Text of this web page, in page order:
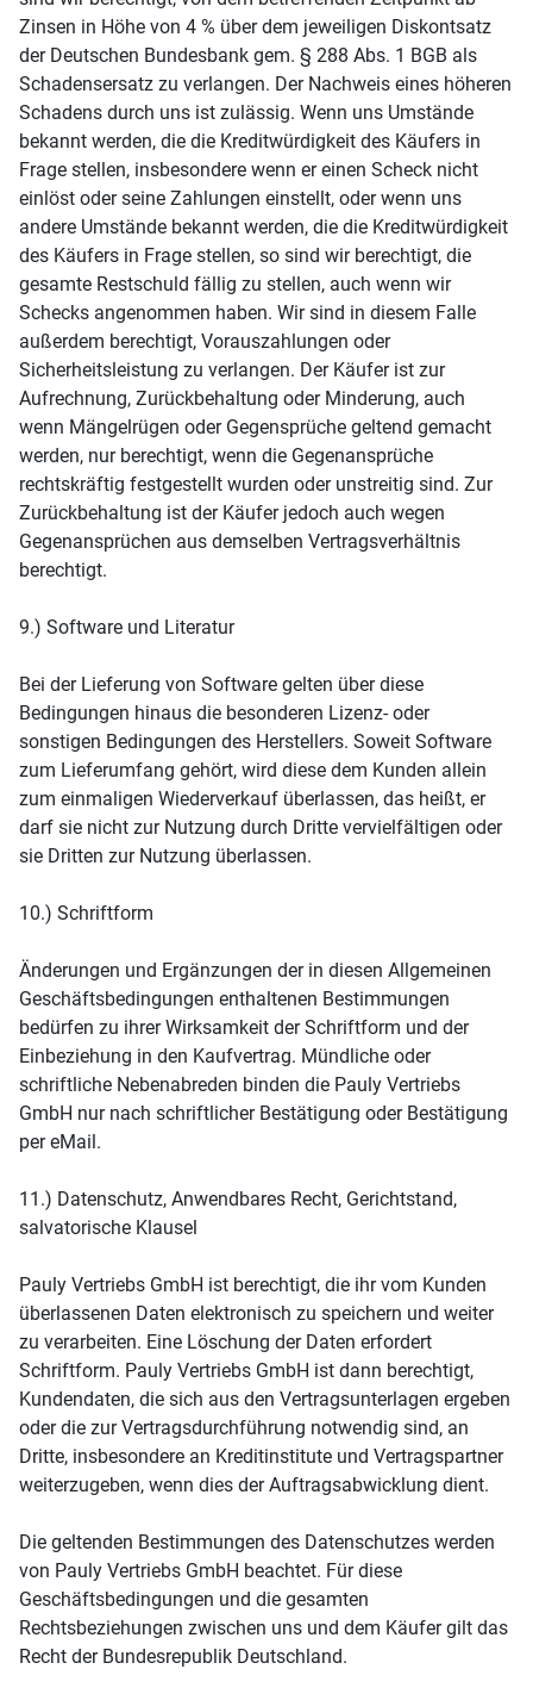
Zinsen in Höhe von 4 % über dem jeweiligen Diskontsatz
der Deutschen Bundesbank gem. § 288 Abs. 1 BGB als
Schadensersatz zu verlangen. Der Nachweis eines höheren
Schadens durch uns ist zulässig. Wenn uns Umstände
bekannt werden, die die Kreditwürdigkeit des Käufers in
Frage stellen, insbesondere wenn er einen Scheck nicht
einlöst oder seine Zahlungen einstellt, oder wenn uns
andere Umstände bekannt werden, die die Kreditwürdigkeit
des Käufers in Frage stellen, so sind wir berechtigt, die
gesamte Restschuld fällig zu stellen, auch wenn wir
Schecks angenommen haben. Wir sind in diesem Falle
außerdem berechtigt, Vorauszahlungen oder
Sicherheitsleistung zu verlangen. Der Käufer ist zur
Aufrechnung, Zurückbehaltung oder Minderung, auch
wenn Mängelrügen oder Gegensprüche geltend gemacht
werden, nur berechtigt, wenn die Gegenansprüche
rechtskräftig festgestellt wurden oder unstreitig sind. Zur
Zurückbehaltung ist der Käufer jedoch auch wegen
Gegenansprüchen aus demselben Vertragsverhältnis
berechtigt.
9.) Software und Literatur
Bei der Lieferung von Software gelten über diese
Bedingungen hinaus die besonderen Lizenz- oder
sonstigen Bedingungen des Herstellers. Soweit Software
zum Lieferumfang gehört, wird diese dem Kunden allein
zum einmaligen Wiederverkauf überlassen, das heißt, er
darf sie nicht zur Nutzung durch Dritte vervielfältigen oder
sie Dritten zur Nutzung überlassen.
10.) Schriftform
Änderungen und Ergänzungen der in diesen Allgemeinen
Geschäftsbedingungen enthaltenen Bestimmungen
bedürfen zu ihrer Wirksamkeit der Schriftform und der
Einbeziehung in den Kaufvertrag. Mündliche oder
schriftliche Nebenabreden binden die Pauly Vertriebs
GmbH nur nach schriftlicher Bestätigung oder Bestätigung
per eMail.
11.) Datenschutz, Anwendbares Recht, Gerichtstand,
salvatorische Klausel
Pauly Vertriebs GmbH ist berechtigt, die ihr vom Kunden
überlassenen Daten elektronisch zu speichern und weiter
zu verarbeiten. Eine Löschung der Daten erfordert
Schriftform. Pauly Vertriebs GmbH ist dann berechtigt,
Kundendaten, die sich aus den Vertragsunterlagen ergeben
oder die zur Vertragsdurchführung notwendig sind, an
Dritte, insbesondere an Kreditinstitute und Vertragspartner
weiterzugeben, wenn dies der Auftragsabwicklung dient.
Die geltenden Bestimmungen des Datenschutzes werden
von Pauly Vertriebs GmbH beachtet. Für diese
Geschäftsbedingungen und die gesamten
Rechtsbeziehungen zwischen uns und dem Käufer gilt das
Recht der Bundesrepublik Deutschland.